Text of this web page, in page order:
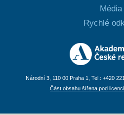
Média
Rychlé
Národní 3, 110 00 Praha 1, Tel.: +420
Část obsahu šířena pod